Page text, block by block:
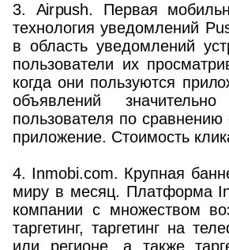
3. Airpush. Первая
технология уведомлений
в область уведомлений
пользователи их
когда они пользуются
объявлений
пользователя по
приложение. Стоимость
4. Inmobi.com. Крупная
миру в месяц. Платформа
компании с множеством
таргетинг, таргетинг на
или регионе, а также